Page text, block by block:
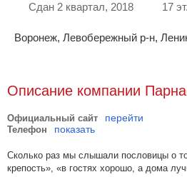
Сдан 2 квартал, 2018 17 эт.
Воронеж, Левобережный р-н,
Описание компании
Официальный сайт перейти
Телефон показать
Cколько раз мы слышали пословицы о
крепость», «в гостях хорошо, а дома